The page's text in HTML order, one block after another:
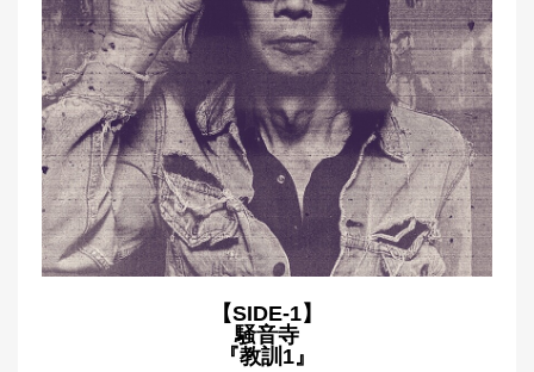
【SIDE-1】
騒音寺
『教訓1』